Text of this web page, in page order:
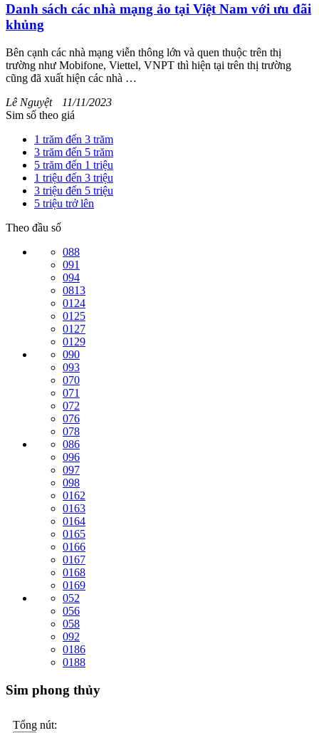
Danh sách các nhà mạng ảo tại Việt Nam với ưu đãi
khủng
Bên cạnh các nhà mạng viễn thông lớn và quen thuộc trên thị
trường như Mobifone, Viettel, VNPT thì hiện tại trên thị trường
cũng đã xuất hiện các nhà …
Lê Nguyệt
11/11/2023
Sim số theo giá
1 trăm đến 3 trăm
3 trăm đến 5 trăm
5 trăm đến 1 triệu
1 triệu đến 3 triệu
3 triệu đến 5 triệu
5 triệu trở lên
Theo đầu số
088
091
094
0813
0124
0125
0127
0129
090
093
070
071
072
076
078
086
096
097
098
0162
0163
0164
0165
0166
0167
0168
0169
052
056
058
092
0186
0188
Sim phong thủy
Tổng nút: